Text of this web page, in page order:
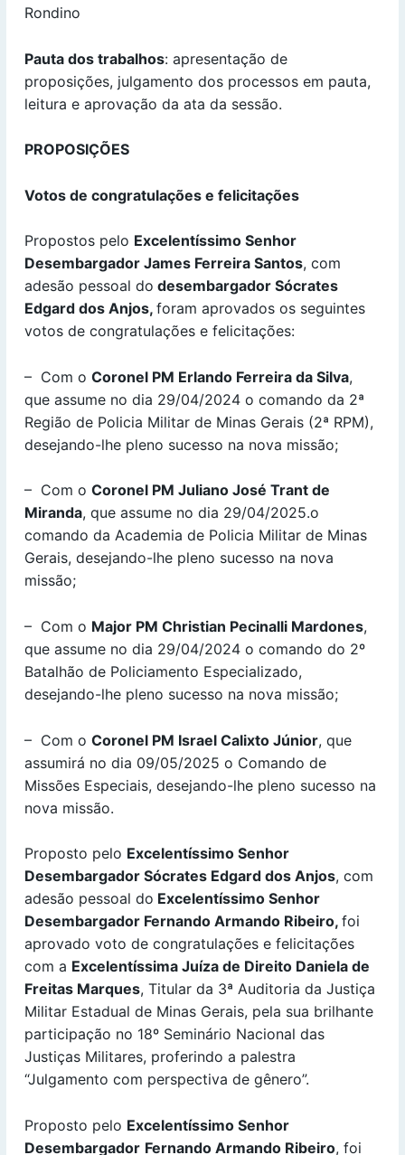
Rondino
Pauta dos trabalhos: apresentação de
proposições, julgamento dos processos em pauta,
leitura e aprovação da ata da sessão.
PROPOSIÇÕES
Votos de congratulações e felicitações
Propostos pelo Excelentíssimo Senhor
Desembargador James Ferreira Santos, com
adesão pessoal do desembargador Sócrates
Edgard dos Anjos,foram aprovados os seguintes
votos de congratulações e felicitações:
– Com oCoronel PM Erlando Ferreira da Silva,
que assume no dia 29/04/2024 o comando da 2ª
Região de Policia Militar de Minas Gerais (2ª RPM),
desejando-lhe pleno sucesso na nova missão;
– Com oCoronel PM Juliano José Trant de
Miranda, que assume no dia 29/04/2025.o
comando da Academia de Policia Militar de Minas
Gerais, desejando-lhe pleno sucesso na nova
missão;
– Com o Major PM Christian Pecinalli Mardones,
que assume no dia 29/04/2024 o comando do 2º
Batalhão de Policiamento Especializado,
desejando-lhe pleno sucesso na nova missão;
– Com oCoronel PM Israel Calixto Júnior, que
assumirá no dia 09/05/2025 o Comando de
Missões Especiais, desejando-lhe pleno sucesso na
nova missão.
Proposto pelo Excelentíssimo Senhor
Desembargador Sócrates Edgard dos Anjos, com
adesão pessoal do Excelentíssimo Senhor
Desembargador Fernando Armando Ribeiro,foi
aprovado voto de congratulações e felicitações
com a Excelentíssima Juíza de Direito Daniela de
Freitas Marques, Titular da 3ª Auditoria da Justiça
Militar Estadual de Minas Gerais, pela sua brilhante
participação no 18º Seminário Nacional das
Justiças Militares, proferindo a palestra
“Julgamento com perspectiva de gênero”.
Proposto pelo Excelentíssimo Senhor
Desembargador Fernando Armando Ribeiro, foi